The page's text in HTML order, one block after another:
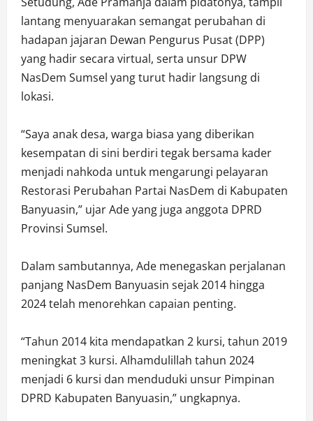
lantang menyuarakan semangat perubahan di
hadapan jajaran Dewan Pengurus Pusat (DPP)
yang hadir secara virtual, serta unsur DPW
NasDem Sumsel yang turut hadir langsung di
lokasi.
‎“Saya anak desa, warga biasa yang diberikan
kesempatan di sini berdiri tegak bersama kader
menjadi nahkoda untuk mengarungi pelayaran
Restorasi Perubahan Partai NasDem di Kabupaten
Banyuasin,” ujar Ade yang juga anggota DPRD
Provinsi Sumsel.
‎Dalam sambutannya, Ade menegaskan perjalanan
panjang NasDem Banyuasin sejak 2014 hingga
2024 telah menorehkan capaian penting.
‎“Tahun 2014 kita mendapatkan 2 kursi, tahun 2019
meningkat 3 kursi. Alhamdulillah tahun 2024
menjadi 6 kursi dan menduduki unsur Pimpinan
DPRD Kabupaten Banyuasin,” ungkapnya.